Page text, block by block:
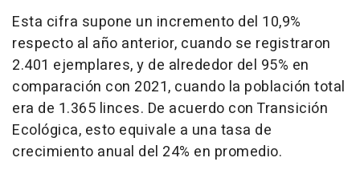
Esta cifra supone un incremento del 10,9%
respecto al año anterior, cuando se registraron
2.401 ejemplares, y de alrededor del 95% en
comparación con 2021, cuando la población total
era de 1.365 linces. De acuerdo con Transición
Ecológica, esto equivale a una tasa de
crecimiento anual del 24% en promedio.